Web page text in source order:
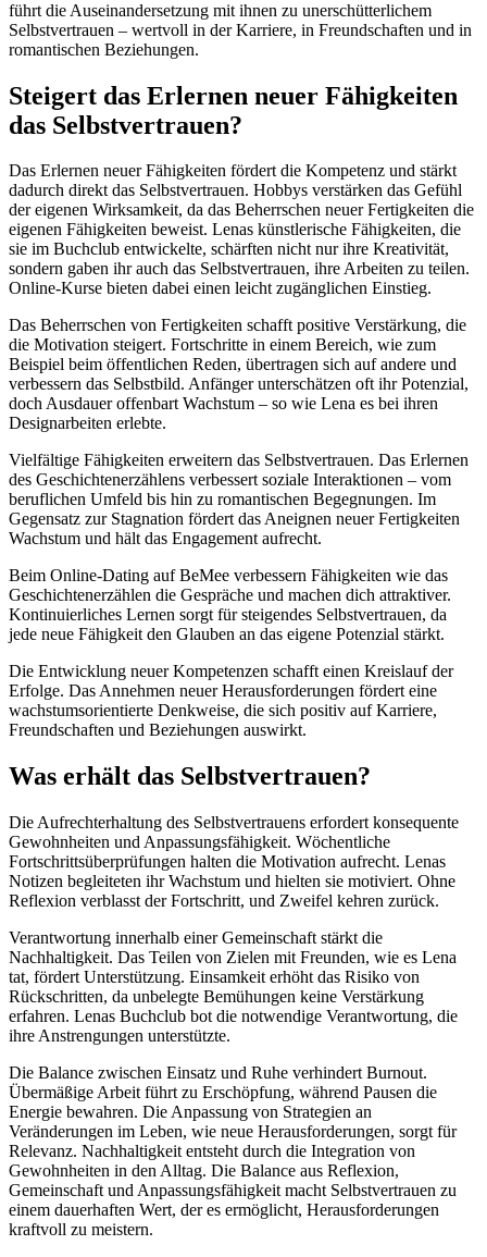
führt die Auseinandersetzung mit ihnen zu unerschütterlichem
Selbstvertrauen – wertvoll in der Karriere, in Freundschaften und in
romantischen Beziehungen.
Steigert das Erlernen neuer Fähigkeiten
das Selbstvertrauen?
Das Erlernen neuer Fähigkeiten fördert die Kompetenz und stärkt
dadurch direkt das Selbstvertrauen. Hobbys verstärken das Gefühl
der eigenen Wirksamkeit, da das Beherrschen neuer Fertigkeiten die
eigenen Fähigkeiten beweist. Lenas künstlerische Fähigkeiten, die
sie im Buchclub entwickelte, schärften nicht nur ihre Kreativität,
sondern gaben ihr auch das Selbstvertrauen, ihre Arbeiten zu teilen.
Online-Kurse bieten dabei einen leicht zugänglichen Einstieg.
Das Beherrschen von Fertigkeiten schafft positive Verstärkung, die
die Motivation steigert. Fortschritte in einem Bereich, wie zum
Beispiel beim öffentlichen Reden, übertragen sich auf andere und
verbessern das Selbstbild. Anfänger unterschätzen oft ihr Potenzial,
doch Ausdauer offenbart Wachstum – so wie Lena es bei ihren
Designarbeiten erlebte.
Vielfältige Fähigkeiten erweitern das Selbstvertrauen. Das Erlernen
des Geschichtenerzählens verbessert soziale Interaktionen – vom
beruflichen Umfeld bis hin zu romantischen Begegnungen. Im
Gegensatz zur Stagnation fördert das Aneignen neuer Fertigkeiten
Wachstum und hält das Engagement aufrecht.
Beim Online-Dating auf BeMee verbessern Fähigkeiten wie das
Geschichtenerzählen die Gespräche und machen dich attraktiver.
Kontinuierliches Lernen sorgt für steigendes Selbstvertrauen, da
jede neue Fähigkeit den Glauben an das eigene Potenzial stärkt.
Die Entwicklung neuer Kompetenzen schafft einen Kreislauf der
Erfolge. Das Annehmen neuer Herausforderungen fördert eine
wachstumsorientierte Denkweise, die sich positiv auf Karriere,
Freundschaften und Beziehungen auswirkt.
Was erhält das Selbstvertrauen?
Die Aufrechterhaltung des Selbstvertrauens erfordert konsequente
Gewohnheiten und Anpassungsfähigkeit. Wöchentliche
Fortschrittsüberprüfungen halten die Motivation aufrecht. Lenas
Notizen begleiteten ihr Wachstum und hielten sie motiviert. Ohne
Reflexion verblasst der Fortschritt, und Zweifel kehren zurück.
Verantwortung innerhalb einer Gemeinschaft stärkt die
Nachhaltigkeit. Das Teilen von Zielen mit Freunden, wie es Lena
tat, fördert Unterstützung. Einsamkeit erhöht das Risiko von
Rückschritten, da unbelegte Bemühungen keine Verstärkung
erfahren. Lenas Buchclub bot die notwendige Verantwortung, die
ihre Anstrengungen unterstützte.
Die Balance zwischen Einsatz und Ruhe verhindert Burnout.
Übermäßige Arbeit führt zu Erschöpfung, während Pausen die
Energie bewahren. Die Anpassung von Strategien an
Veränderungen im Leben, wie neue Herausforderungen, sorgt für
Relevanz. Nachhaltigkeit entsteht durch die Integration von
Gewohnheiten in den Alltag. Die Balance aus Reflexion,
Gemeinschaft und Anpassungsfähigkeit macht Selbstvertrauen zu
einem dauerhaften Wert, der es ermöglicht, Herausforderungen
kraftvoll zu meistern.